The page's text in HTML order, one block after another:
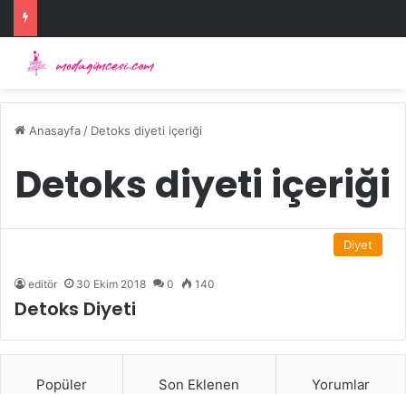
Anasayfa / Detoks diyeti içeriği
Detoks diyeti içeriği
Diyet
editör 30 Ekim 2018 0 140
Detoks Diyeti
Popüler Son Eklenen Yorumlar